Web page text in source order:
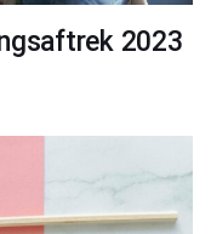
2023